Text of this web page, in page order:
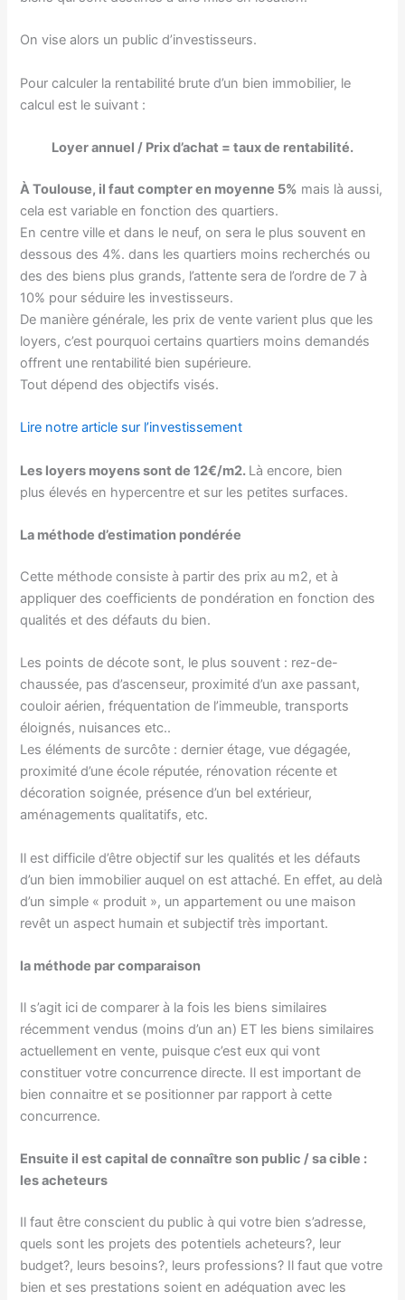
On vise alors un public d’investisseurs.
Pour calculer la rentabilité brute d’un bien immobilier, le
calcul est le suivant :
Loyer annuel / Prix d’achat = taux de rentabilité.
À Toulouse, il faut compter en moyenne 5% mais là aussi,
cela est variable en fonction des quartiers.
En centre ville et dans le neuf, on sera le plus souvent en
dessous des 4%. dans les quartiers moins recherchés ou
des des biens plus grands, l’attente sera de l’ordre de 7 à
10% pour séduire les investisseurs.
De manière générale, les prix de vente varient plus que les
loyers, c’est pourquoi certains quartiers moins demandés
offrent une rentabilité bien supérieure.
Tout dépend des objectifs visés.
Lire notre article sur l’investissement
Les loyers moyens sont de 12€/m2. Là encore, bien
plus élevés en hypercentre et sur les petites surfaces.
La méthode d’estimation pondérée
Cette méthode consiste à partir des prix au m2, et à
appliquer des coefficients de pondération en fonction des
qualités et des défauts du bien.
Les points de décote sont, le plus souvent : rez-de-
chaussée, pas d’ascenseur, proximité d’un axe passant,
couloir aérien, fréquentation de l’immeuble, transports
éloignés, nuisances etc..
Les éléments de surcôte : dernier étage, vue dégagée,
proximité d’une école réputée, rénovation récente et
décoration soignée, présence d’un bel extérieur,
aménagements qualitatifs, etc.
Il est difficile d’être objectif sur les qualités et les défauts
d’un bien immobilier auquel on est attaché. En effet, au delà
d’un simple « produit », un appartement ou une maison
revêt un aspect humain et subjectif très important.
la méthode par comparaison
Il s’agit ici de comparer à la fois les biens similaires
récemment vendus (moins d’un an) ET les biens similaires
actuellement en vente, puisque c’est eux qui vont
constituer votre concurrence directe. Il est important de
bien connaitre et se positionner par rapport à cette
concurrence.
Ensuite il est capital de connaître son public / sa cible :
les acheteurs
Il faut être conscient du public à qui votre bien s’adresse,
quels sont les projets des potentiels acheteurs?, leur
budget?, leurs besoins?, leurs professions? Il faut que votre
bien et ses prestations soient en adéquation avec les